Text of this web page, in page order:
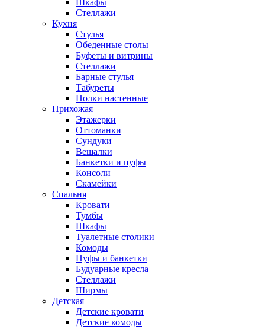
Шкафы
Стеллажи
Кухня
Стулья
Обеденные столы
Буфеты и витрины
Стеллажи
Барные стулья
Табуреты
Полки настенные
Прихожая
Этажерки
Оттоманки
Сундуки
Вешалки
Банкетки и пуфы
Консоли
Скамейки
Спальня
Кровати
Тумбы
Шкафы
Туалетные столики
Комоды
Пуфы и банкетки
Будуарные кресла
Стеллажи
Ширмы
Детская
Детские кровати
Детские комоды